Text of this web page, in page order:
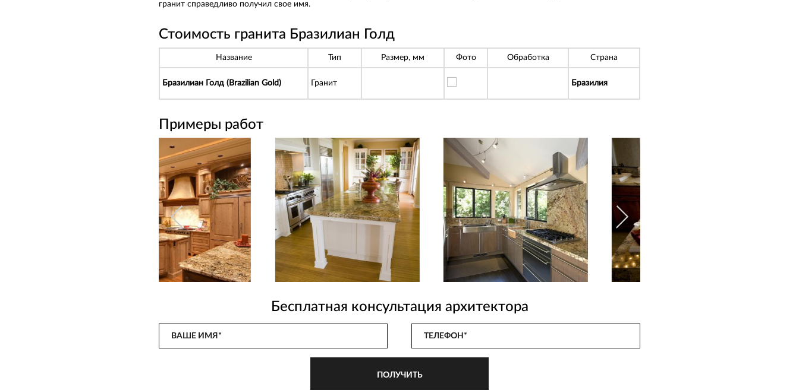
гранит справедливо получил свое имя.
Стоимость гранита Бразилиан Голд
Название Тип Размер, мм Фото Обработка Страна
Бразилиан Голд (Brazilian Gold) Гранит Бразилия
Примеры работ
Бесплатная консультация архитектора